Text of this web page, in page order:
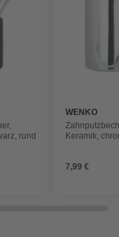
rund
WENKO
Keramik,
7,99 €